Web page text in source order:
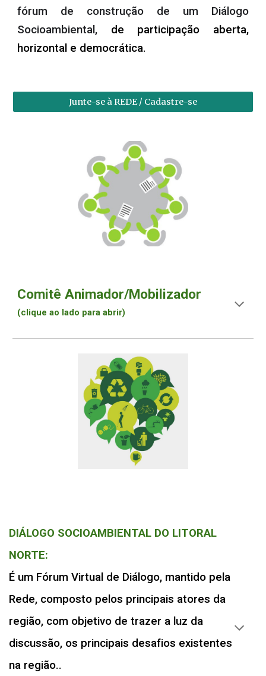
fórum de construção de um Diálogo
Socioambiental, de participação aberta,
horizontal e democrática.
Junte-se à REDE / Cadastre-se
Comitê Animador/Mobilizador
(clique ao lado para abrir)
DIÁLOGO SOCIOAMBIENTAL DO LITORAL
NORTE:
É um Fórum Virtual de Diálogo, mantido pela
Rede, composto pelos principais atores da
região, com objetivo de trazer a luz da
discussão, os principais desafios existentes
na região..